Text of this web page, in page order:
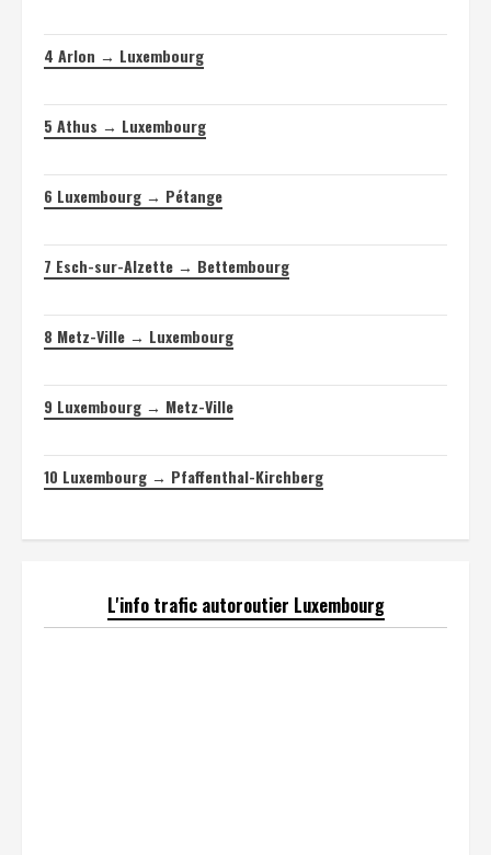
4 Arlon → Luxembourg
5 Athus → Luxembourg
6 Luxembourg → Pétange
7 Esch-sur-Alzette → Bettembourg
8 Metz-Ville → Luxembourg
9 Luxembourg → Metz-Ville
10 Luxembourg → Pfaffenthal-Kirchberg
L'info trafic autoroutier Luxembourg